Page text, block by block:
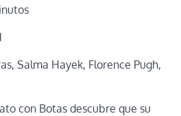
Salma Hayek, Florence Pugh,
con Botas descubre que su